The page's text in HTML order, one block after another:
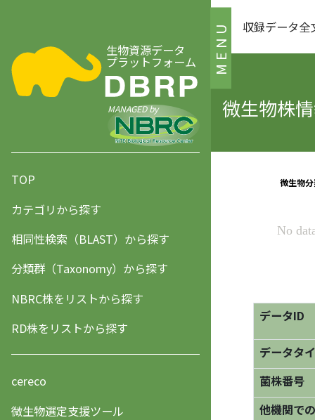
MENU
生物資源データ
プラットフォーム
MANAGED by
TOP
カテゴリから探す
相同性検索（BLAST）から探す
分類群（Taxonomy）から探す
NBRC株をリストから探す
RD株をリストから探す
cereco
微生物選定支援ツール
収録データ全
微生物株
データID
データタ
菌株番号
他機関で